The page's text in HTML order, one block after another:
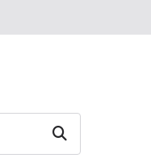
Search